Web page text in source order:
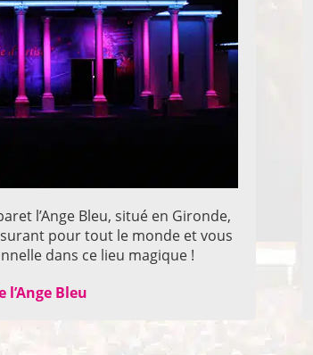
l’Ange Bleu, situé en Gironde,
pour tout le monde et vous
dans ce lieu magique !
l’Ange Bleu